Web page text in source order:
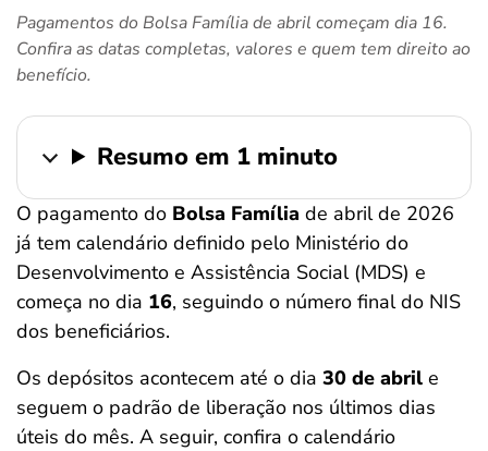
Pagamentos do Bolsa Família de abril começam dia 16.
Confira as datas completas, valores e quem tem direito ao
benefício.
Resumo em 1 minuto
O pagamento do Bolsa Família de abril de 2026
já tem calendário definido pelo Ministério do
Desenvolvimento e Assistência Social (MDS) e
começa no dia 16, seguindo o número final do NIS
dos beneficiários.
Os depósitos acontecem até o dia 30 de abril e
seguem o padrão de liberação nos últimos dias
úteis do mês. A seguir, confira o calendário